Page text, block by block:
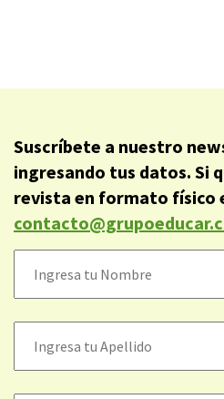
Suscríbete a nuestro
ingresando tus datos. Si
revista en formato físico